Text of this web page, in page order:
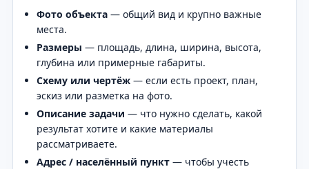
Фото объекта — общий вид и крупно важные
места.
Размеры — площадь, длина, ширина, высота,
глубина или примерные габариты.
Схему или чертёж — если есть проект, план,
эскиз или разметка на фото.
Описание задачи — что нужно сделать, какой
результат хотите и какие материалы
рассматриваете.
Адрес / населённый пункт — чтобы учесть